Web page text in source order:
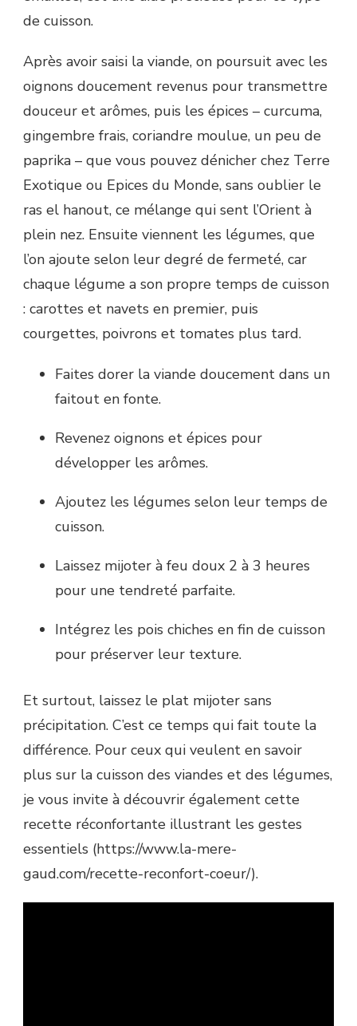
de cuisson.
Après avoir saisi la viande, on poursuit avec les
oignons doucement revenus pour transmettre
douceur et arômes, puis les épices – curcuma,
gingembre frais, coriandre moulue, un peu de
paprika – que vous pouvez dénicher chez Terre
Exotique ou Epices du Monde, sans oublier le
ras el hanout, ce mélange qui sent l’Orient à
plein nez. Ensuite viennent les légumes, que
l’on ajoute selon leur degré de fermeté, car
chaque légume a son propre temps de cuisson
: carottes et navets en premier, puis
courgettes, poivrons et tomates plus tard.
Faites dorer la viande doucement dans un
faitout en fonte.
Revenez oignons et épices pour
développer les arômes.
Ajoutez les légumes selon leur temps de
cuisson.
Laissez mijoter à feu doux 2 à 3 heures
pour une tendreté parfaite.
Intégrez les pois chiches en fin de cuisson
pour préserver leur texture.
Et surtout, laissez le plat mijoter sans
précipitation. C’est ce temps qui fait toute la
différence. Pour ceux qui veulent en savoir
plus sur la cuisson des viandes et des légumes,
je vous invite à découvrir également cette
recette réconfortante illustrant les gestes
essentiels (https://www.la-mere-
gaud.com/recette-reconfort-coeur/).